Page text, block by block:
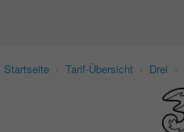
Startseite Tarif-Übersicht Drei